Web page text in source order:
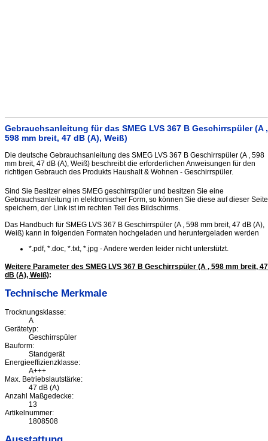
Gebrauchsanleitung für das SMEG LVS 367 B Geschirrspüler (A ,
598 mm breit, 47 dB (A), Weiß)
Die deutsche Gebrauchsanleitung des SMEG LVS 367 B Geschirrspüler (A , 598
mm breit, 47 dB (A), Weiß) beschreibt die erforderlichen Anweisungen für den
richtigen Gebrauch des Produkts Haushalt & Wohnen - Geschirrspüler.
Sind Sie Besitzer eines SMEG geschirrspüler und besitzen Sie eine
Gebrauchsanleitung in elektronischer Form, so können Sie diese auf dieser Seite
speichern, der Link ist im rechten Teil des Bildschirms.
Das Handbuch für SMEG LVS 367 B Geschirrspüler (A , 598 mm breit, 47 dB (A),
Weiß) kann in folgenden Formaten hochgeladen und heruntergeladen werden
*.pdf, *.doc, *.txt, *.jpg - Andere werden leider nicht unterstützt.
Weitere Parameter des SMEG LVS 367 B Geschirrspüler (A , 598 mm breit, 47
dB (A), Weiß):
Technische Merkmale
Trocknungsklasse:
A
Gerätetyp:
Geschirrspüler
Bauform:
Standgerät
Energieeffizienzklasse:
A+++
Max. Betriebslautstärke:
47 dB (A)
Anzahl Maßgedecke:
13
Artikelnummer:
1808508